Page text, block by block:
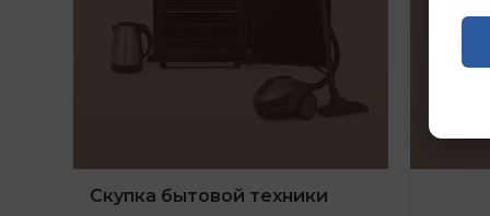
Скупка бытовой техники